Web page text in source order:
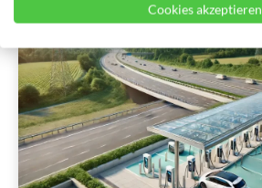
Cookies akzeptieren